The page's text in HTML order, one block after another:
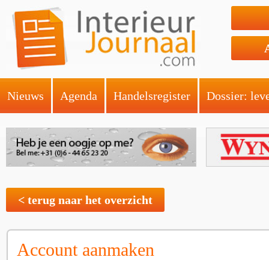
Nieuws Agenda Handelsregister Dossier:
< terug naar het overzicht
Account aanmaken